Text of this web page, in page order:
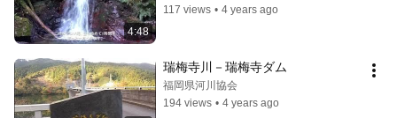
4:48
117 views • 4 years ago
瑞梅寺川－瑞梅寺ダム
福岡県河川協会
194 views • 4 years ago